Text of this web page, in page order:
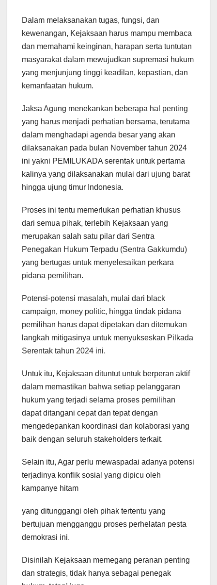
Dalam melaksanakan tugas, fungsi, dan
kewenangan, Kejaksaan harus mampu membaca
dan memahami keinginan, harapan serta tuntutan
masyarakat dalam mewujudkan supremasi hukum
yang menjunjung tinggi keadilan, kepastian, dan
kemanfaatan hukum.
Jaksa Agung menekankan beberapa hal penting
yang harus menjadi perhatian bersama, terutama
dalam menghadapi agenda besar yang akan
dilaksanakan pada bulan November tahun 2024
ini yakni PEMILUKADA serentak untuk pertama
kalinya yang dilaksanakan mulai dari ujung barat
hingga ujung timur Indonesia.
Proses ini tentu memerlukan perhatian khusus
dari semua pihak, terlebih Kejaksaan yang
merupakan salah satu pilar dari Sentra
Penegakan Hukum Terpadu (Sentra Gakkumdu)
yang bertugas untuk menyelesaikan perkara
pidana pemilihan.
Potensi-potensi masalah, mulai dari black
campaign, money politic, hingga tindak pidana
pemilihan harus dapat dipetakan dan ditemukan
langkah mitigasinya untuk menyukseskan Pilkada
Serentak tahun 2024 ini.
Untuk itu, Kejaksaan dituntut untuk berperan aktif
dalam memastikan bahwa setiap pelanggaran
hukum yang terjadi selama proses pemilihan
dapat ditangani cepat dan tepat dengan
mengedepankan koordinasi dan kolaborasi yang
baik dengan seluruh stakeholders terkait.
Selain itu, Agar perlu mewaspadai adanya potensi
terjadinya konflik sosial yang dipicu oleh
kampanye hitam
yang ditunggangi oleh pihak tertentu yang
bertujuan mengganggu proses perhelatan pesta
demokrasi ini.
Disinilah Kejaksaan memegang peranan penting
dan strategis, tidak hanya sebagai penegak